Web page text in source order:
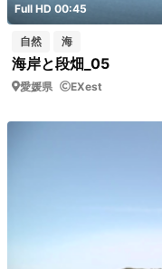
Full HD 00:45
自然 海
海岸と段畑_05
愛媛県 EXest